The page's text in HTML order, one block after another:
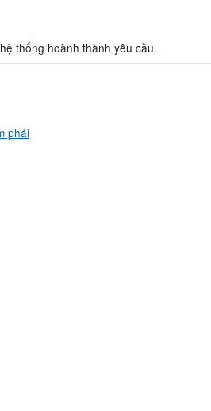
thống hoành thành yêu cầu.
phái